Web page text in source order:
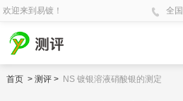
欢迎来到易镀！ 全国
首页> 测评> NS 镀银溶液硝酸银的测定